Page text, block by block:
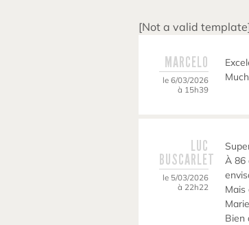
[Not a valid
MARCELO
le 6/03/2026
à 15h39
LUC
BUSCARLET
le 5/03/2026
à 22h22
À 86
Mais
Bien